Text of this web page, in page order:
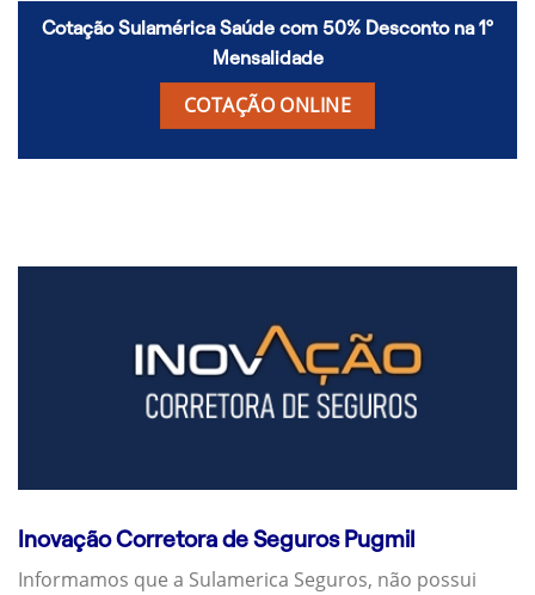
Cotação Sulamérica Saúde com 50% Desconto na 1º
Mensalidade
COTAÇÃO ONLINE
Inovação Corretora de Seguros Pugmil
Informamos que a Sulamerica Seguros, não possui